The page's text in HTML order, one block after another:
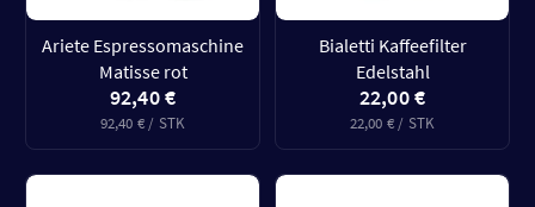
Ariete Espressomaschine
Matisse rot
92,40 €
92,40 € / STK
Bialetti Kaffeefilter
Edelstahl
22,00 €
22,00 € / STK